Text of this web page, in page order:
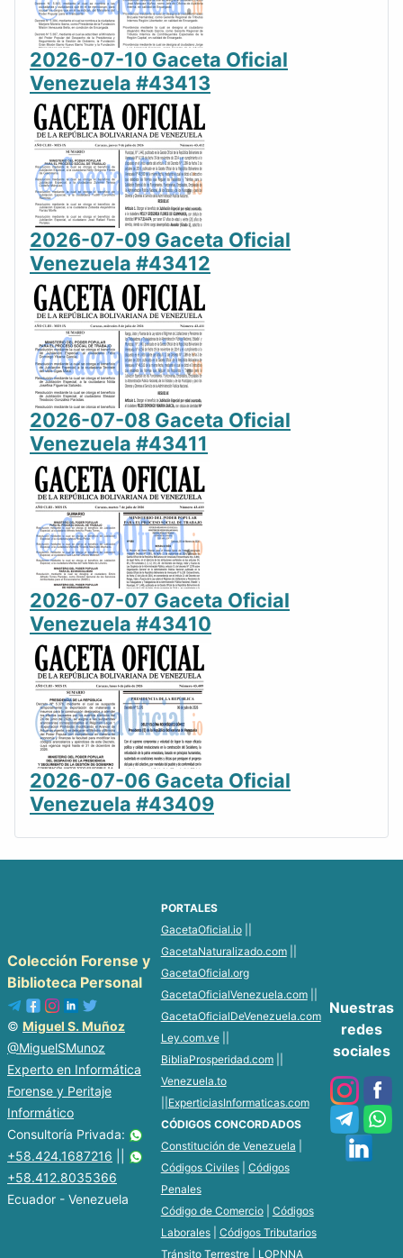
2026-07-10 Gaceta Oficial
Venezuela #43413
2026-07-09 Gaceta Oficial
Venezuela #43412
2026-07-08 Gaceta Oficial
Venezuela #43411
2026-07-07 Gaceta Oficial
Venezuela #43410
2026-07-06 Gaceta Oficial
Venezuela #43409
Colección Forense y
Biblioteca Personal
© Miguel S. Muñoz
@MiguelSMunoz
Experto en Informática
Forense y Peritaje
Informático
Consultoría Privada:
+58.424.1687216
+58.412.8035366
Ecuador - Venezuela
PORTALES
GacetaOficial.io||
GacetaNaturalizado.com||
GacetaOficial.org
GacetaOficialVenezuela.com||
GacetaOficialDeVenezuela.com
Ley.com.ve||
BibliaProsperidad.com||
Venezuela.to
ExperticiasInformaticas.com
CÓDIGOS CONCORDADOS
Constitución de Venezuela
Códigos Civiles| Códigos
Penales
Código de Comercio| Códigos
Laborales| Códigos Tributarios
Tránsito Terrestre| LOPNNA
Nuestras
redes
sociales